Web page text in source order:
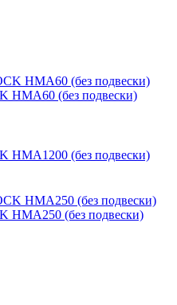
HMA60 (без подвески)
HMA1200 (без подвески)
HMA250 (без подвески)